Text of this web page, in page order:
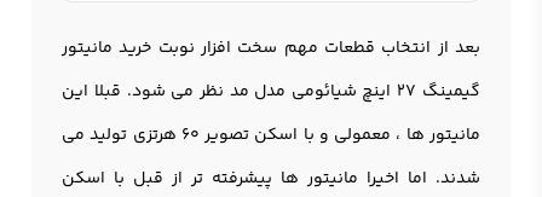
بعد از انتخاب قطعات مهم سخت افزار نوبت خرید مانیتور
گیمینگ 27 اینچ شیائومی مدل مد نظر می شود. قبلا این
مانیتور ها ، معمولی و با اسکن تصویر 60 هرتزی تولید می
شدند. اما اخیرا مانیتور ها پیشرفته تر از قبل با اسکن